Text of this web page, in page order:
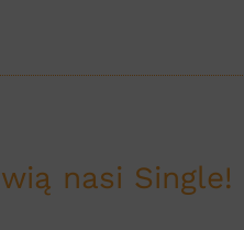
nasi Single!